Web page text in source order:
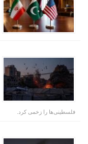
فلسطینی‌ها را زخمی کرد.